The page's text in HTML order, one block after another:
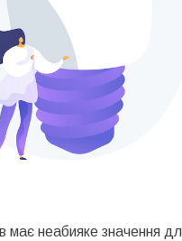
має неабияке значення